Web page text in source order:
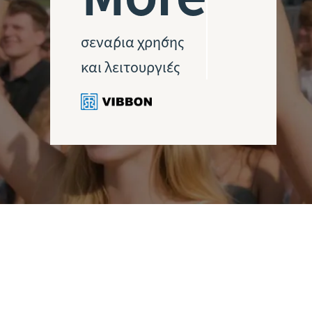
σενάρια χρήσης
και λειτουργίες